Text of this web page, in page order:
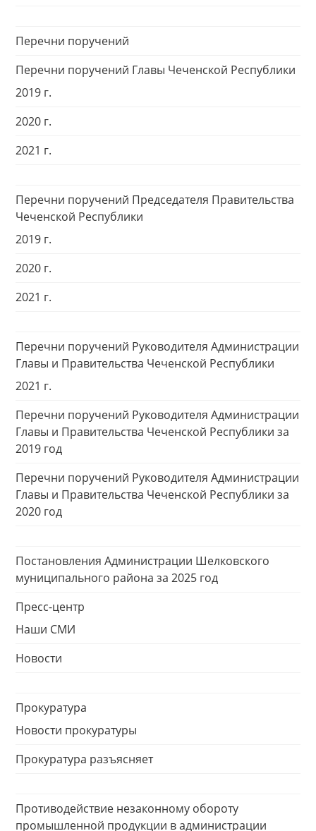
Перечни поручений
Перечни поручений Главы Чеченской Республики
2019 г.
2020 г.
2021 г.
Перечни поручений Председателя Правительства
Чеченской Республики
2019 г.
2020 г.
2021 г.
Перечни поручений Руководителя Администрации
Главы и Правительства Чеченской Республики
2021 г.
Перечни поручений Руководителя Администрации
Главы и Правительства Чеченской Республики за
2019 год
Перечни поручений Руководителя Администрации
Главы и Правительства Чеченской Республики за
2020 год
Постановления Администрации Шелковского
муниципального района за 2025 год
Пресс-центр
Наши СМИ
Новости
Прокуратура
Новости прокуратуры
Прокуратура разъясняет
Противодействие незаконному обороту
промышленной продукции в администрации